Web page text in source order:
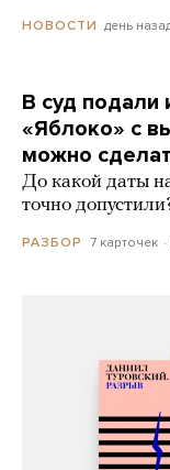
НОВОСТИ день
В суд подали
«Яблоко» с
можно
До какой даты
точно
РАЗБОР 7 карточек